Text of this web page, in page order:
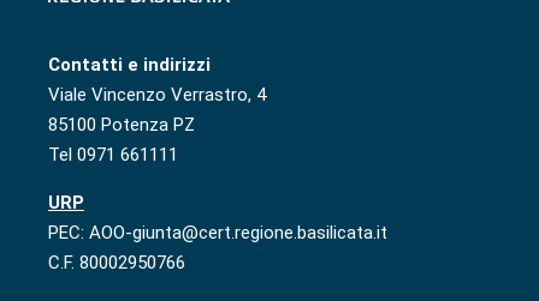
Contatti e indirizzi
Viale Vincenzo Verrastro, 4
85100 Potenza PZ
Tel 0971 661111
URP
PEC: AOO-giunta@cert.regione.basilicata.it
C.F. 80002950766